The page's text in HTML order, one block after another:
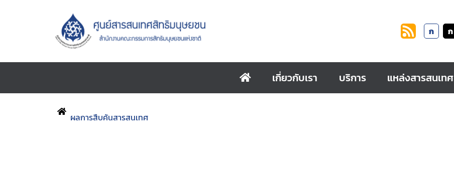
ก ก
เกี่ยวกับเรา บริการ แหล่งสารสนเทศ
ผลการสืบค้นสารสนเทศ